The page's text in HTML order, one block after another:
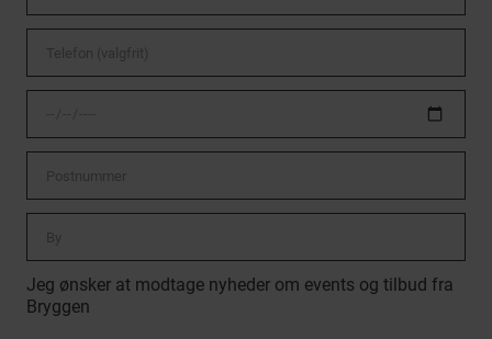
Jeg ønsker at modtage nyheder om events og tilbud fra
Bryggen